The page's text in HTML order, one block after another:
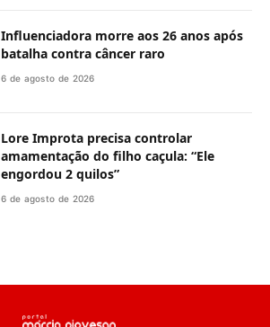
Influenciadora morre aos 26 anos após
batalha contra câncer raro
6 de agosto de 2026
Lore Improta precisa controlar
amamentação do filho caçula: “Ele
engordou 2 quilos”
6 de agosto de 2026